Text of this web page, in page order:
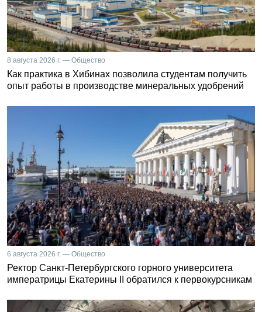
8 августа 2026 г. — Общество
Как практика в Хибинах позволила студентам получить
опыт работы в производстве минеральных удобрений
6 августа 2026 г. — Общество
Ректор Санкт-Петербургского горного университета
императрицы Екатерины II обратился к первокурсникам